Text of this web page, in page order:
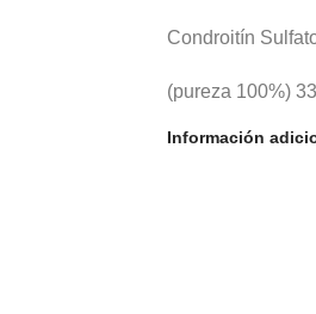
Condroitín
(pureza 100%)
Ácido
Información